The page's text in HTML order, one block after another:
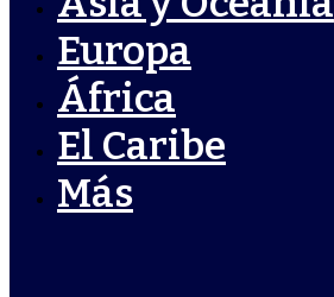
Europa
África
El Caribe
Más